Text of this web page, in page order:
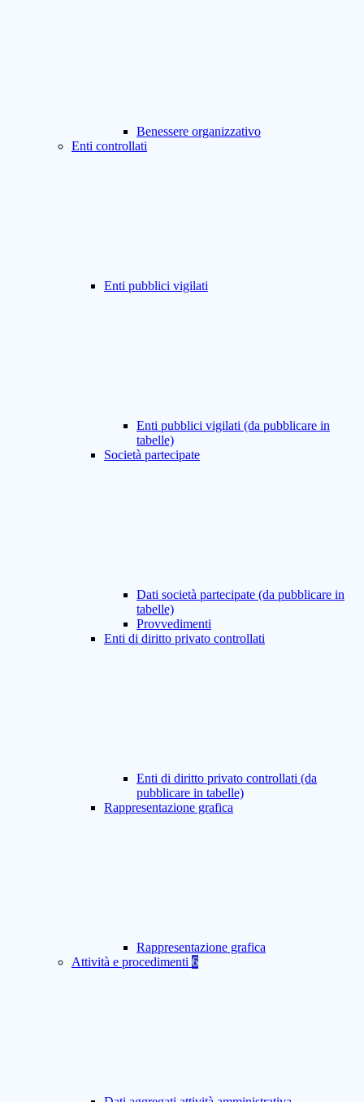
Benessere organizzativo
Enti controllati
Enti pubblici vigilati
Enti pubblici vigilati (da pubblicare in
tabelle)
Società partecipate
Dati società partecipate (da pubblicare in
tabelle)
Provvedimenti
Enti di diritto privato controllati
Enti di diritto privato controllati (da
pubblicare in tabelle)
Rappresentazione grafica
Rappresentazione grafica
Attività e procedimenti 6